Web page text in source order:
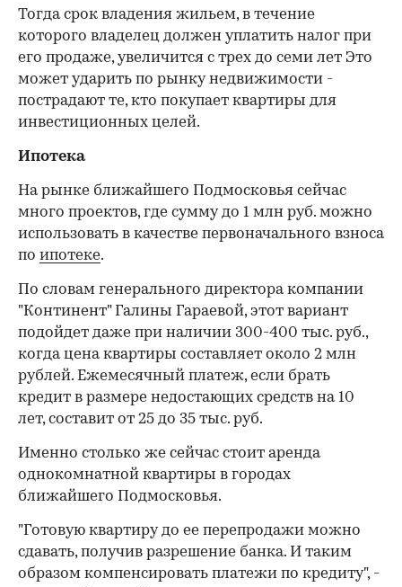
Тогда срок владения жильем, в течение
которого владелец должен уплатить налог при
его продаже, увеличится с трех до семи лет Это
может ударить по рынку недвижимости -
пострадают те, кто покупает квартиры для
инвестиционных целей.
Ипотека
На рынке ближайшего Подмосковья сейчас
много проектов, где сумму до 1 млн руб. можно
использовать в качестве первоначального взноса
по ипотеке.
По словам генерального директора компании
"Континент" Галины Гараевой, этот вариант
подойдет даже при наличии 300-400 тыс. руб.,
когда цена квартиры составляет около 2 млн
рублей. Ежемесячный платеж, если брать
кредит в размере недостающих средств на 10
лет, составит от 25 до 35 тыс. руб.
Именно столько же сейчас стоит аренда
однокомнатной квартиры в городах
ближайшего Подмосковья.
"Готовую квартиру до ее перепродажи можно
сдавать, получив разрешение банка. И таким
образом компенсировать платежи по кредиту", -